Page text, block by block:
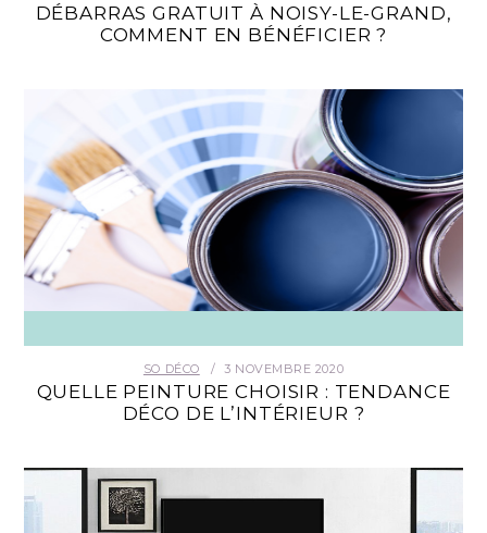
DÉBARRAS GRATUIT À NOISY-LE-GRAND,
COMMENT EN BÉNÉFICIER ?
SO DÉCO 3 NOVEMBRE 2020
QUELLE PEINTURE CHOISIR : TENDANCE
DÉCO DE L’INTÉRIEUR ?